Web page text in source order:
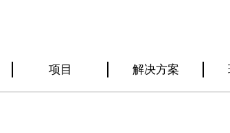
项目 解决方案